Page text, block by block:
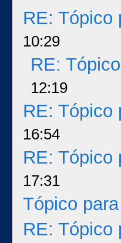
RE: Tópico
10:29
RE:
12:19
RE: Tópico
16:54
RE: Tópico
17:31
Tópico
RE: Tópico